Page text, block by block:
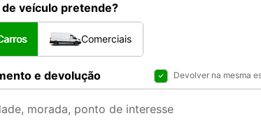
veículo pretende?
Comerciais
e devolução Devolver na mesma